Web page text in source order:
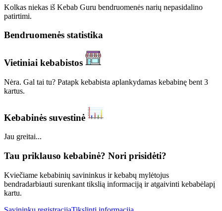
Kolkas niekas iš Kebab Guru bendruomenės narių nepasidalino
patirtimi.
Bendruomenės statistika
Vietiniai kebabistos
Nėra. Gal tai tu? Patapk kebabista aplankydamas kebabinę bent 3
kartus.
Kebabinės suvestinė
Jau greitai...
Tau priklauso kebabinė? Nori prisidėti?
Kviečiame kebabinių savininkus ir kebabų mylėtojus
bendradarbiauti surenkant tikslią informaciją ir atgaivinti kebabėlapį
kartu.